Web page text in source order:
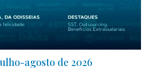
agosto de 2026